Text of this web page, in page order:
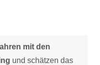
mit den
und schätzen das